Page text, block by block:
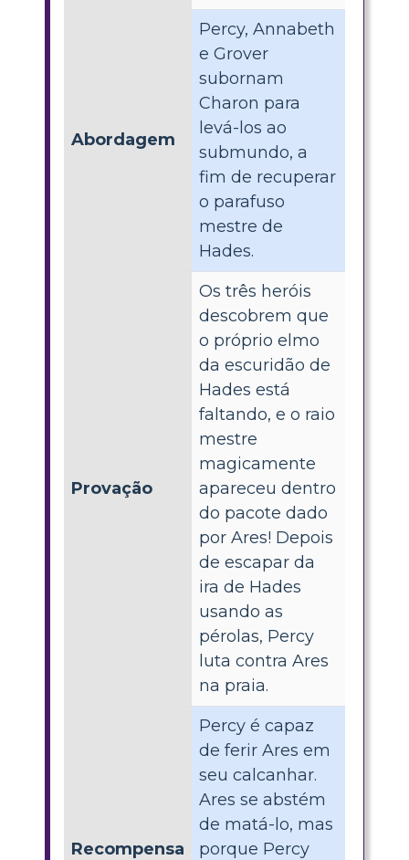
Abordagem
Percy, Annabeth
e Grover
subornam
Charon para
levá-los ao
submundo, a
fim de recuperar
o parafuso
mestre de
Hades.
Provação
Os três heróis
descobrem que
o próprio elmo
da escuridão de
Hades está
faltando, e o raio
mestre
magicamente
apareceu dentro
do pacote dado
por Ares! Depois
de escapar da
ira de Hades
usando as
pérolas, Percy
luta contra Ares
na praia.
Recompensa
Percy é capaz
de ferir Ares em
seu calcanhar.
Ares se abstém
de matá-lo, mas
porque Percy